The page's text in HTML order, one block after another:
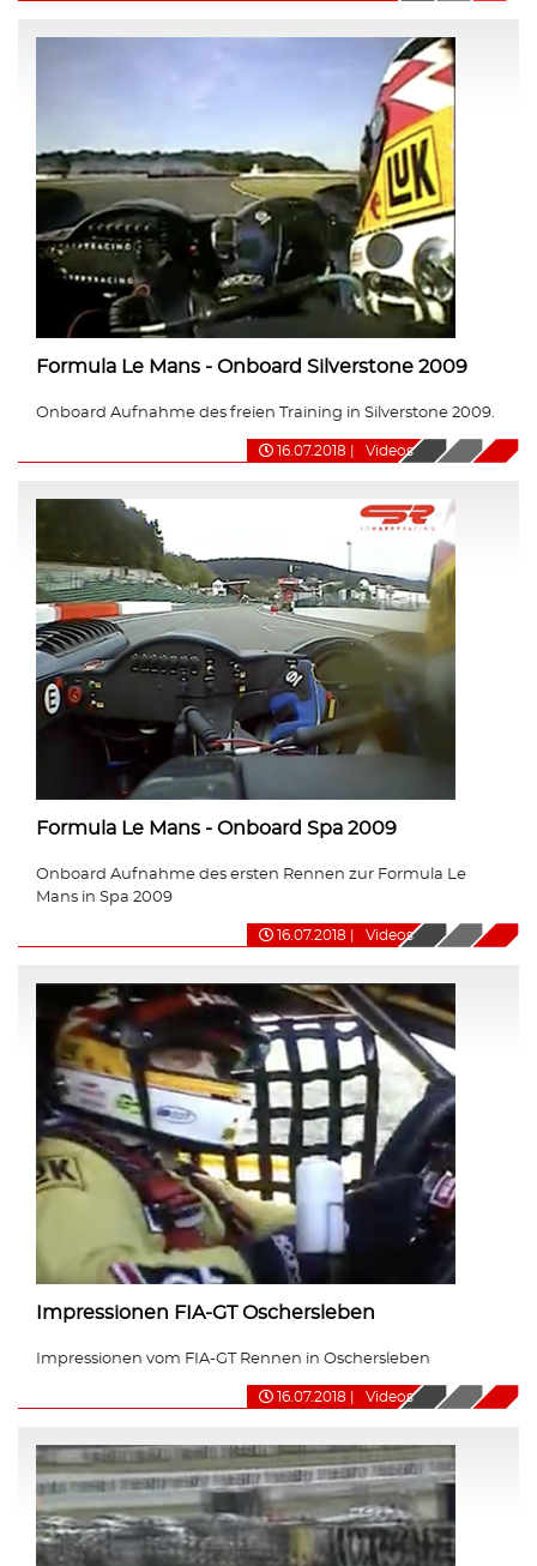
Formula Le Mans - Onboard Silverstone 2009
Onboard Aufnahme des freien Training in Silverstone 2009.
16.07.2018 Videos
Formula Le Mans - Onboard Spa 2009
Onboard Aufnahme des ersten Rennen zur Formula Le
Mans in Spa 2009
16.07.2018 Videos
Impressionen FIA-GT Oschersleben
Impressionen vom FIA-GT Rennen in Oschersleben
16.07.2018 Videos